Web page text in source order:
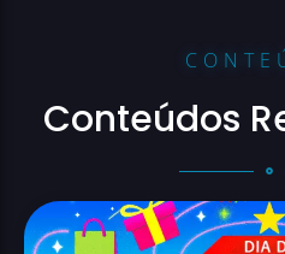
Conteúdos